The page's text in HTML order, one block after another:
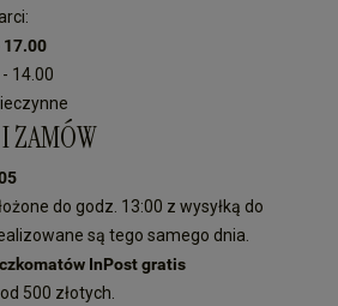
17.00
14.00
ZAMÓW
do godz. 13:00 z wysyłką do
są tego samego dnia.
InPost gratis
500 złotych.